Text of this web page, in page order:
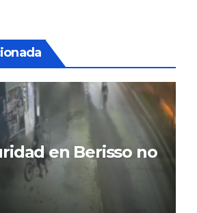
en Berisso no